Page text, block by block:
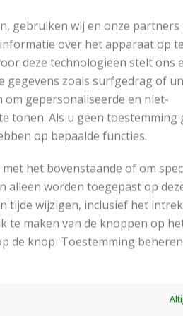
gebruiken wij en onze partners
over het apparaat op
deze technologieën stelt ons
zoals surfgedrag of
om gepersonaliseerde en niet-
tonen. Als u geen toestemming
op bepaalde functies.
het bovenstaande of om
alleen worden toegepast op
tijde wijzigen, inclusief het
te maken van de knoppen op
de knop 'Toestemming
breinaalden gewerkt:
en Rondbreinaalden (40 en 80
en Rondbreinaalden (40 cm),
Nepal en breinaalden nummer 6
Nepal en breinaalden nummer
10 cm is 16 steken en 20
aanpassen.